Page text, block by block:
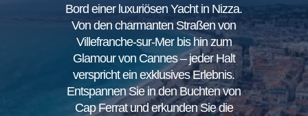
Bord einer luxuriösen Yacht in Nizza.
Von den charmanten Straßen von
Villefranche-sur-Mer bis hin zum
Glamour von Cannes – jeder Halt
verspricht ein exklusives Erlebnis.
Entspannen Sie in den Buchten von
Cap Ferrat und erkunden Sie die